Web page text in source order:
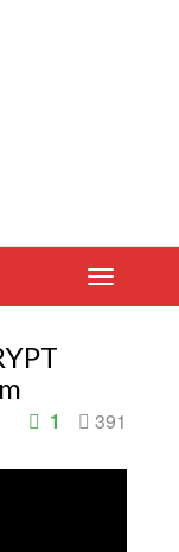
391
1